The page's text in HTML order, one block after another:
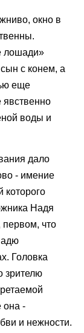
окно в
лошади»
с конем, а
еще
явственно
воды и
дало
- имение
которого
Надя
что
Головка
зрителю
она -
и нежности.